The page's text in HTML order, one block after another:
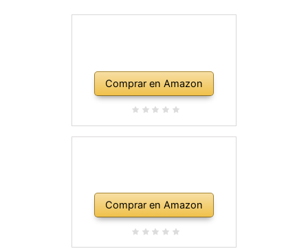
Comprar en Amazon
Comprar en Amazon